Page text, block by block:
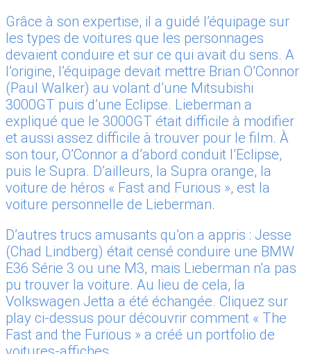
Grâce à son expertise, il a guidé l’équipage sur
les types de voitures que les personnages
devaient conduire et sur ce qui avait du sens. A
l’origine, l’équipage devait mettre Brian O’Connor
(Paul Walker) au volant d’une Mitsubishi
3000GT puis d’une Eclipse. Lieberman a
expliqué que le 3000GT était difficile à modifier
et aussi assez difficile à trouver pour le film. À
son tour, O’Connor a d’abord conduit l’Eclipse,
puis le Supra. D’ailleurs, la Supra orange, la
voiture de héros « Fast and Furious », est la
voiture personnelle de Lieberman.
D’autres trucs amusants qu’on a appris : Jesse
(Chad Lindberg) était censé conduire une BMW
E36 Série 3 ou une M3, mais Lieberman n’a pas
pu trouver la voiture. Au lieu de cela, la
Volkswagen Jetta a été échangée. Cliquez sur
play ci-dessus pour découvrir comment « The
Fast and the Furious » a créé un portfolio de